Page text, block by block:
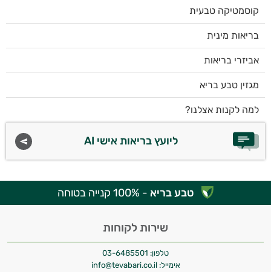
קוסמטיקה טבעית
בריאות מינית
אביזרי בריאות
מגזין טבע בריא
למה לקנות אצלנו?
ליועץ בריאות אישי AI
טבע בריא - 100% קנייה בטוחה
שירות לקוחות
טלפון: 03-6485501
אימייל: info@tevabari.co.il